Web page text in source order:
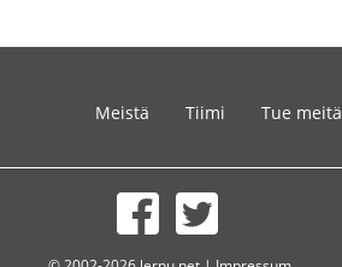
Meistä Tiimi Tue meitä